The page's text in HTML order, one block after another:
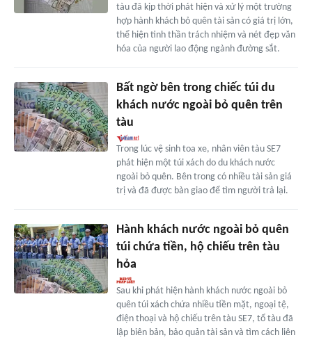
tàu đã kịp thời phát hiện và xử lý một trường
hợp hành khách bỏ quên tài sản có giá trị lớn,
thể hiện tinh thần trách nhiệm và nét đẹp văn
hóa của người lao động ngành đường sắt.
Bất ngờ bên trong chiếc túi du
khách nước ngoài bỏ quên trên
tàu
Trong lúc vệ sinh toa xe, nhân viên tàu SE7
phát hiện một túi xách do du khách nước
ngoài bỏ quên. Bên trong có nhiều tài sản giá
trị và đã được bàn giao để tìm người trả lại.
Hành khách nước ngoài bỏ quên
túi chứa tiền, hộ chiếu trên tàu
hỏa
Sau khi phát hiện hành khách nước ngoài bỏ
quên túi xách chứa nhiều tiền mặt, ngoại tệ,
điện thoại và hộ chiếu trên tàu SE7, tổ tàu đã
lập biên bản, bảo quản tài sản và tìm cách liên